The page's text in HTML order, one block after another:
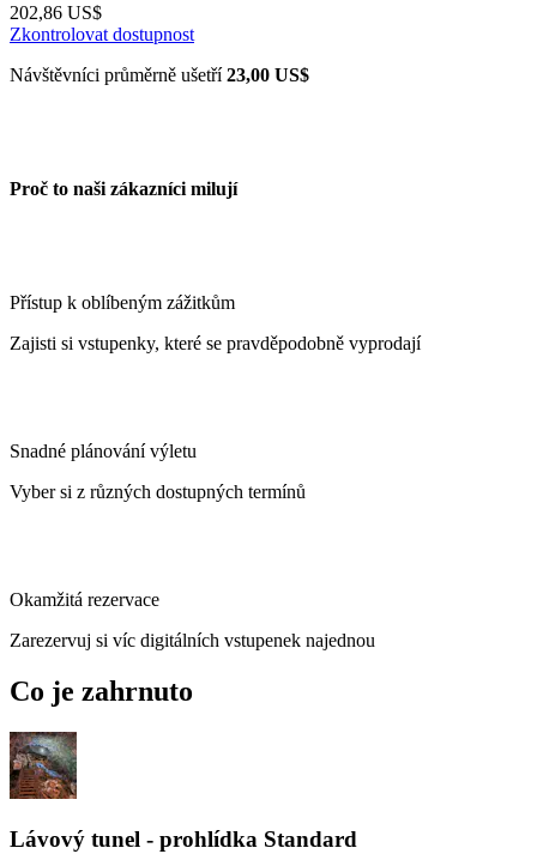
202,86 US$
Zkontrolovat dostupnost
Návštěvníci průměrně ušetří23,00 US$
Proč to naši zákazníci milují
Přístup k oblíbeným zážitkům
Zajisti si vstupenky, které se pravděpodobně vyprodají
Snadné plánování výletu
Vyber si z různých dostupných termínů
Okamžitá rezervace
Zarezervuj si víc digitálních vstupenek najednou
Co je zahrnuto
Lávový tunel - prohlídka Standard